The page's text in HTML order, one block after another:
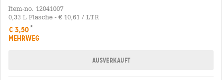
Item-no. 12041007
0,33 L Flasche - € 10,61 / LTR
€ 3,50
MEHRWEG
Ausverkauft